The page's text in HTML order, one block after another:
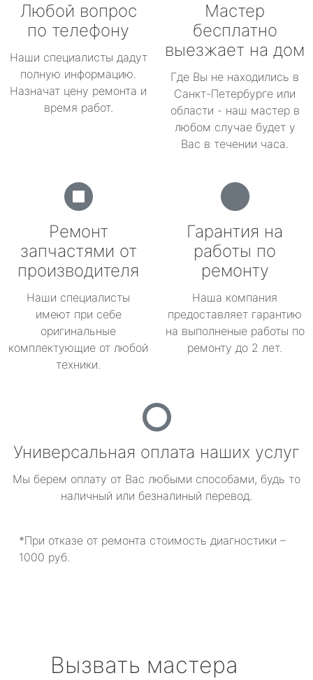
Любой вопрос
по телефону
Наши специалисты дадут
полную информацию.
Назначат цену ремонта и
время работ.
Мастер
бесплатно
выезжает на дом
Где Вы не находились в
Санкт-Петербурге или
области - наш мастер в
любом случае будет у
Вас в течении часа.
Ремонт
запчастями от
производителя
Наши специалисты
имеют при себе
оригинальные
комплектующие от любой
техники.
Гарантия на
работы по
ремонту
Наша компания
предоставляет гарантию
на выполненые работы по
ремонту до 2 лет.
Универсальная оплата наших услуг
Мы берем оплату от Вас любыми способами, будь то
наличный или безналиный перевод.
*При отказе от ремонта стоимость диагностики –
1000 руб.
Вызвать мастера